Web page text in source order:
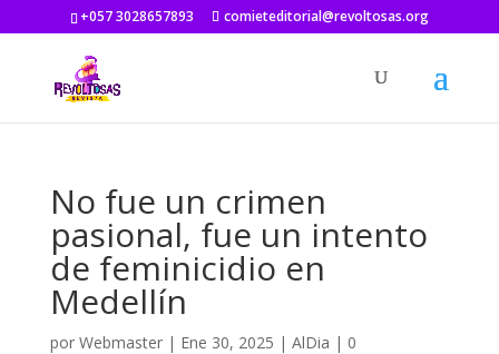
+057 3028657893 comieteditorial@revoltosas.org
No fue un crimen
pasional, fue un intento
de feminicidio en
Medellín
por Webmaster| Ene 30, 2025 | AlDia | 0